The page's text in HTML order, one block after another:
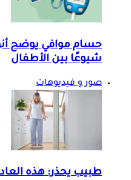
حسام موافي يوضح
شيوعًا بين الأطفال
صور و فيديوهات
طبيب يحذر: هذه